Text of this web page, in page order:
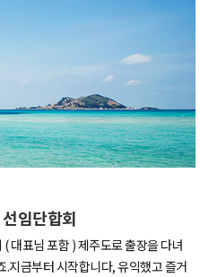
를 즐기러 왔어요~우리가 즐긴 맛있
, 카페투어그리고 대부도의 바베큐파
하지만,맛있는 음식을 먹음으로써
한 모습을 보는게워크샵의 묘미가 아
들~날씨가 한껏 추워진게 곧 연말이
합시다!!사랑합니다 XID❤︎
임단합회
대표님 포함 ) 제주도로 출장을 다녀
지금부터 시작합니다, 유익했고 즐거